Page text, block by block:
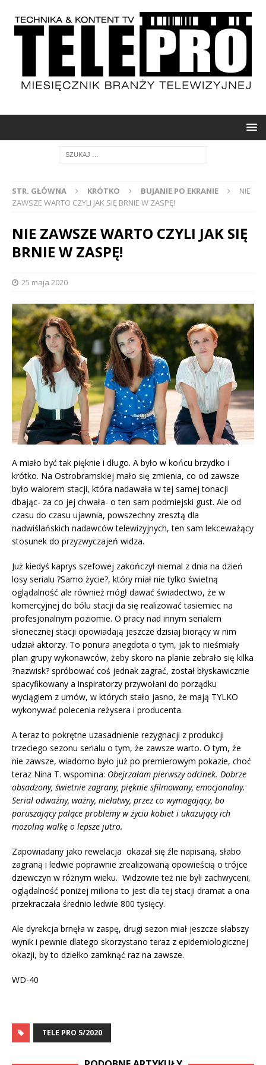
STR. GŁÓWNA KRÓTKO BUJANIE PO EKRANIE
NIE
ZAWSZE WARTO CZYLI JAK SIĘ BRNIE W ZASPĘ!
NIE ZAWSZE WARTO CZYLI JAK SIĘ
BRNIE W ZASPĘ!
25 maja 2020
A miało być tak pięknie i długo. A było w końcu brzydko i
krótko. Na Ostrobramskiej mało się zmienia, co od zawsze
było walorem stacji, która nadawała w tej samej tonacji
dbając- za co jej chwała- o ten sam podmiejski gust. Ale od
czasu do czasu ujawnia, powszechny zresztą dla
nadwiślańskich nadawców telewizyjnych, ten sam lekceważący
stosunek do przyzwyczajeń widza.
Już kiedyś kaprys szefowej zakończył niemal z dnia na dzień
losy serialu ?Samo życie?, który miał nie tylko świetną
oglądalność ale również mógł dawać świadectwo, że w
komercyjnej do bólu stacji da się realizować tasiemiec na
profesjonalnym poziomie. O pracy nad innym serialem
słonecznej stacji opowiadają jeszcze dzisiaj biorący w nim
udział aktorzy. To ponura anegdota o tym, jak to nieśmiały
plan grupy wykonawców, żeby skoro na planie zebrało się kilka
?nazwisk? spróbować coś jednak zagrać, został błyskawicznie
spacyfikowany a inspiratorzy przywołani do porządku
wyciągiem z umów, w których stało jasno, że mają TYLKO
wykonywać polecenia reżysera i producenta.
A teraz to pokrętne uzasadnienie rezygnacji z produkcji
trzeciego sezonu serialu o tym, że zawsze warto. O tym, że
nie zawsze, wiadomo było już po premierowym pokazie, choć
teraz Nina T. wspomina: Obejrzałam pierwszy odcinek. Dobrze
obsadzony, świetnie zagrany, pięknie sfilmowany, emocjonalny.
Serial odważny, ważny, niełatwy, przez co wymagający, bo
poruszający palące problemy w życiu kobiet i ukazujący ich
mozolną walkę o lepsze jutro.
Zapowiadany jako rewelacja okazał się źle napisaną, słabo
zagraną i ledwie poprawnie zrealizowaną opowieścią o trójce
dziewczyn w różnym wieku. Widzowie też nie byli zachwyceni,
oglądalność poniżej miliona to jest dla tej stacji dramat a ona
przekraczała średnio ledwie 800 tysięcy.
Ale dyrekcja brnęła w zaspę, drugi sezon miał jeszcze słabszy
wynik i pewnie dlatego skorzystano teraz z epidemiologicznej
okazji, by to dziełko zamknąć raz na zawsze.
WD-40
TELE PRO 5/2020